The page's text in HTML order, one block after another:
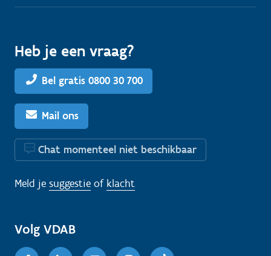
Heb je een vraag?
Bel gratis 0800 30 700
Mail ons
Chat momenteel niet beschikbaar
Meld je suggestie of klacht
Volg VDAB